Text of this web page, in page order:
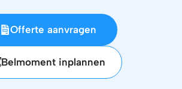
Offerte aanvragen
Belmoment inplannen